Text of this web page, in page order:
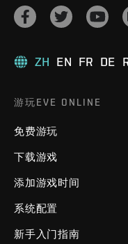
ZH EN FR DE
游玩EVE ONLINE
免费游玩
下载游戏
添加游戏时间
系统配置
新手入门指南